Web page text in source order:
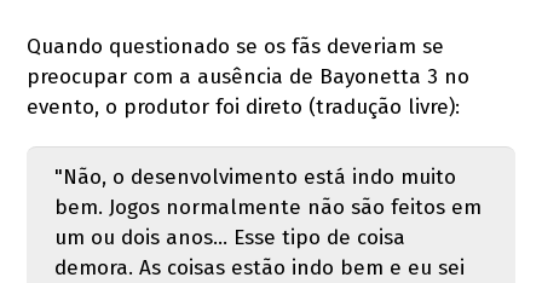
Quando questionado se os fãs deveriam se
preocupar com a ausência de Bayonetta 3 no
evento, o produtor foi direto (tradução livre):
"Não, o desenvolvimento está indo muito
bem. Jogos normalmente não são feitos em
um ou dois anos... Esse tipo de coisa
demora. As coisas estão indo bem e eu sei